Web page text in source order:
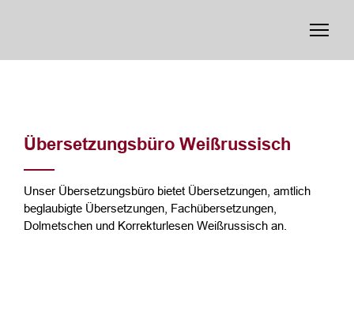
Übersetzungsbüro Weißrussisch
Unser Übersetzungsbüro bietet Übersetzungen, amtlich
beglaubigte Übersetzungen, Fachübersetzungen,
Dolmetschen und Korrekturlesen Weißrussisch an.